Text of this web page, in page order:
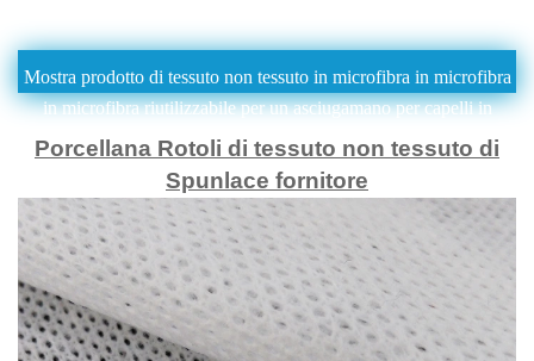
Mostra prodotto di tessuto non tessuto in microfibra in microfibra
in microfibra riutilizzabile per un asciugamano per capelli in
microfibra
Porcellana Rotoli di tessuto non tessuto di
Spunlace fornitore